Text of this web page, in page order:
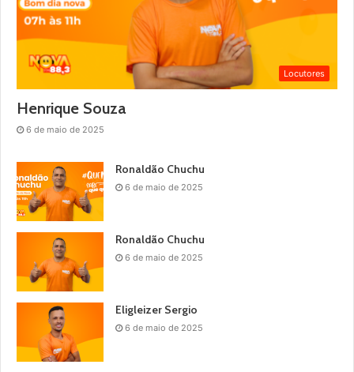
Locutores
Henrique Souza
6 de maio de 2025
Ronaldão Chuchu
6 de maio de 2025
Ronaldão Chuchu
6 de maio de 2025
Eligleizer Sergio
6 de maio de 2025